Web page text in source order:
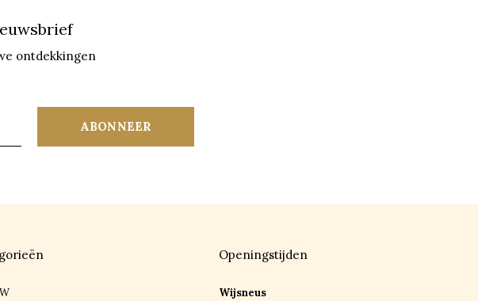
ontdekkingen
ABONNEER
Openingstijden
Wijsneus